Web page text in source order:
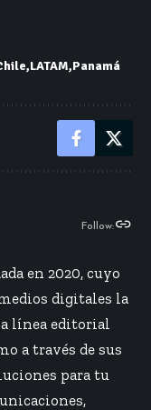
LATAM Panamá
Follow:
en 2020, cuyo
digitales la
línea editorial
a través de sus
para tu